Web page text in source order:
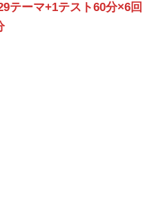
テーマ+1テスト60分×6回